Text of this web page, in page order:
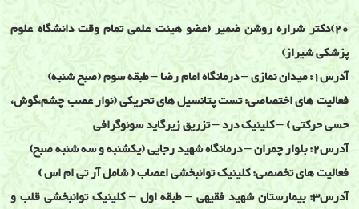
20)دکتر شراره روشن ضمیر (عضو هیئت علمی تمام وقت دانشگاه علوم
پزشکی شیراز)
آدرس1: میدان نمازی – درمانگاه امام رضا – طبقه سوم (صبح شنبه)
فعالیت های اختصاصی: تست پتانسیل های تحریکی (نوار عصب چشم،گوش،
حسی حرکتی ) – کلینیک درد – تزریق زیرگاید سونوگرافی
آدرس2: بلوار چمران – درمانگاه شهید رجایی (یکشنبه و سه شنبه صبح)
فعالیت های تخصصی: کلینیک توانبخشی اعصاب ( شامل آر تی ام اس )
آدرس3: بیمارستان شهید فقیهی – طبقه اول – کلینیک توانبخشی قلب و